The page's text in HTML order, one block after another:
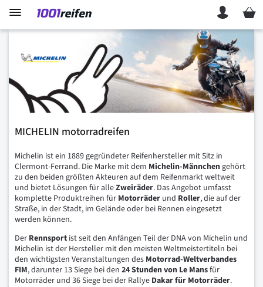
Mein
MICHELIN motorradreifen
Michelin ist ein 1889 gegründeter Reifenhersteller mit Sitz in
Clermont-Ferrand. Die Marke mit dem Michelin-Männchengehört
zu den beiden größten Akteuren auf dem Reifenmarkt weltweit
und bietet Lösungen für alleZweiräder. Das Angebot umfasst
komplette Produktreihen für Motorräder und Roller, die auf der
Straße, in der Stadt, im Gelände oder bei Rennen eingesetzt
werden können.
Der Rennsport ist seit den Anfängen Teil der DNA von Michelin und
Michelin ist der Hersteller mit den meisten Weltmeistertiteln bei
den wichtigsten Veranstaltungen des Motorrad-Weltverbandes
FIM, darunter 13 Siege bei den 24 Stunden von Le Mansfür
Motorräder und 36 Siege bei der Rallye Dakar für Motorräder.